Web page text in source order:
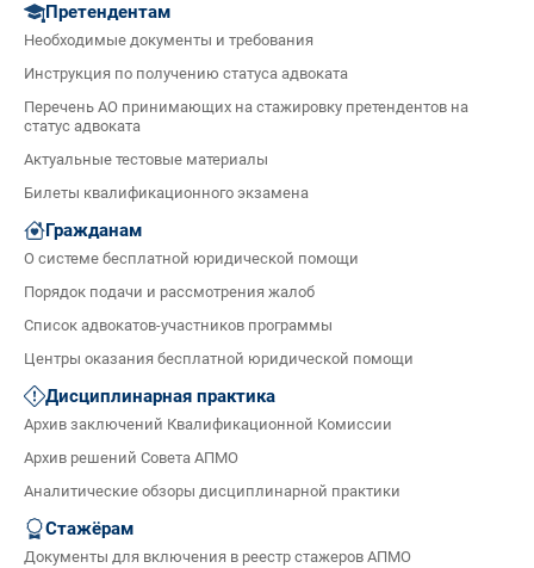
Претендентам
Необходимые документы и требования
Инструкция по получению статуса адвоката
Перечень АО принимающих на стажировку претендентов на
статус адвоката
Актуальные тестовые материалы
Билеты квалификационного экзамена
Гражданам
О системе бесплатной юридической помощи
Порядок подачи и рассмотрения жалоб
Список адвокатов-участников программы
Центры оказания бесплатной юридической помощи
Дисциплинарная практика
Архив заключений Квалификационной Комиссии
Архив решений Совета АПМО
Аналитические обзоры дисциплинарной практики
Стажёрам
Документы для включения в реестр стажеров АПМО